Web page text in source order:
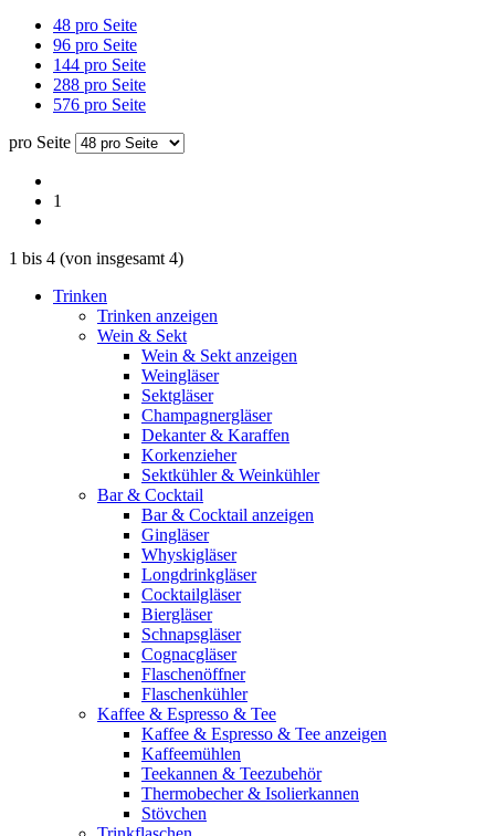
48 pro Seite
96 pro Seite
144 pro Seite
288 pro Seite
576 pro Seite
pro Seite
1
1 bis 4 (von insgesamt 4)
Trinken
Trinken anzeigen
Wein & Sekt
Wein & Sekt anzeigen
Weingläser
Sektgläser
Champagnergläser
Dekanter & Karaffen
Korkenzieher
Sektkühler & Weinkühler
Bar & Cocktail
Bar & Cocktail anzeigen
Gingläser
Whyskigläser
Longdrinkgläser
Cocktailgläser
Biergläser
Schnapsgläser
Cognacgläser
Flaschenöffner
Flaschenkühler
Kaffee & Espresso & Tee
Kaffee & Espresso & Tee anzeigen
Kaffeemühlen
Teekannen & Teezubehör
Thermobecher & Isolierkannen
Stövchen